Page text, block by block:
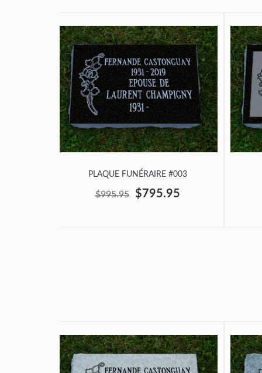
PLAQUE FUNÉRAIRE #003
$995.95 $795.95